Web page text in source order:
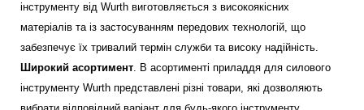
інструменту від Wurth виготовляється з високоякісних
матеріалів та із застосуванням передових технологій, що
забезпечує їх тривалий термін служби та високу надійність.
Широкий асортимент. В асортименті приладдя для силового
інструменту Wurth представлені різні товари, які дозволяють